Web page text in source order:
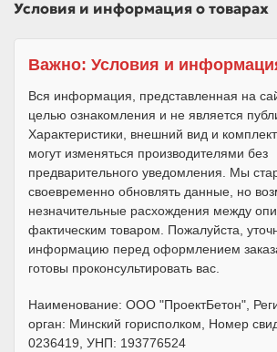
Условия и информация о товарах
Важно: Условия и
Вся информация, представленная на
целью ознакомления и не является
Характеристики, внешний вид и
могут изменяться производителями без
предварительного уведомления. Мы
своевременно обновлять данные, но
незначительные расхождения между
фактическим товаром. Пожалуйста,
информацию перед оформлением
готовы проконсультировать вас.
Наименование: ООО "ПроектБетон",
орган: Минский горисполком, Номер
0236419, УНП: 193776524